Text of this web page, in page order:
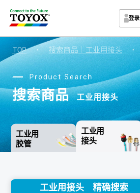
登录
TOP ・ 搜索商品｜工业用接头 ・
Product Search
搜索商品 工业用接头
工业用
胶管
工业用
接头
工业用接头 精确搜索